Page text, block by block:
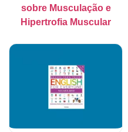
sobre Musculação e
Hipertrofia Muscular